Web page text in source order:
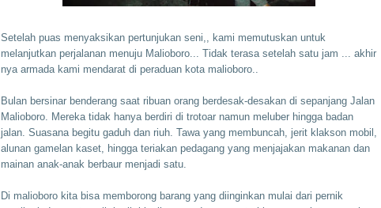
Setelah puas menyaksikan pertunjukan seni,, kami memutuskan untuk
melanjutkan perjalanan menuju Malioboro... Tidak terasa setelah satu jam ... akhir
nya armada kami mendarat di peraduan kota malioboro..
Bulan bersinar benderang saat ribuan orang berdesak-desakan di sepanjang Jalan
Malioboro. Mereka tidak hanya berdiri di trotoar namun meluber hingga badan
jalan. Suasana begitu gaduh dan riuh. Tawa yang membuncah, jerit klakson mobil,
alunan gamelan kaset, hingga teriakan pedagang yang menjajakan makanan dan
mainan anak-anak berbaur menjadi satu.
Di malioboro kita bisa memborong barang yang diinginkan mulai dari pernik